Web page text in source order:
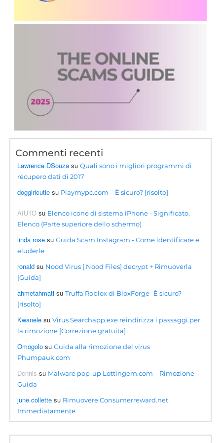
Commenti recenti
Lawrence DSouza suQuali sono i migliori programmi di
recupero dati di 2017
doggirlcutie su Playmypc.com – È sicuro? [risolto]
AIUTO su Elenco icone di sistema iPhone - Significato,
Elenco (Parte superiore dello schermo)
linda rose suGuida Scam Instagram - Come identificare e
eluderle
ronald su Nood Virus [.Nood Files] decrypt + Rimuoverla
[Guida]
ahmetahmati suTruffa Roblox di BloxForge- È sicuro?
[risolto]
Kwanele suVirus Searchapp.exe reindirizza i passaggi per
la rimozione [Correzione gratuita]
Omogolo suGuida alla rimozione del virus
Phumpauk.com
Dennis su Malware pop-up Lottingem.com – Rimozione
Guida
june collette su Rimuovere Consumerreward.net
Immediatamente